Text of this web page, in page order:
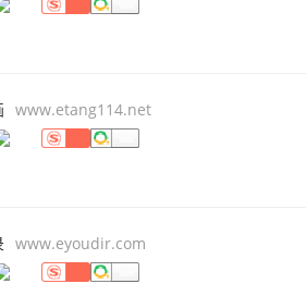
www.etang114.net
www.eyoudir.com